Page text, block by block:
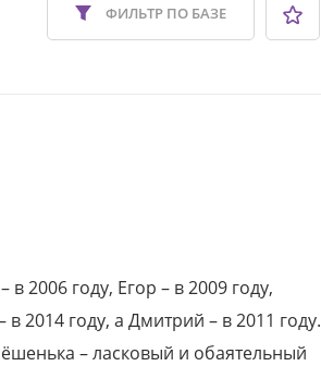
ФИЛЬТР ПО БАЗЕ
2006 году, Егор – в 2009 году,
2014 году, а Дмитрий – в 2011 году.
– ласковый и обаятельный